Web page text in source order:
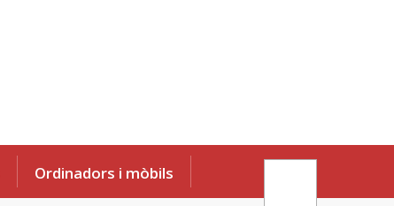
Ordinadors i mòbils